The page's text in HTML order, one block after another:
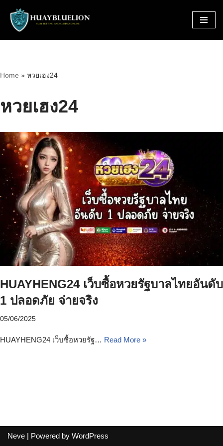
Skip
to
Home » หวยเฮง24
หวยเฮง24
HUAYHENG24 เว็บซื้อหวยรัฐบาลไทยอันดับ
1 ปลอดภัย จ่ายจริง
05/06/2025
HUAYHENG24 เว็บซื้อหวยรัฐ… Read More »
Neve | Powered by WordPress